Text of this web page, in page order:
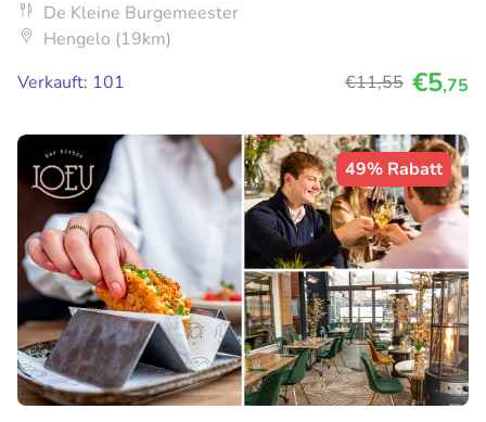
De Kleine Burgemeester
Hengelo (19km)
Verkauft: 101
€11,55 €5,75
49% Rabatt